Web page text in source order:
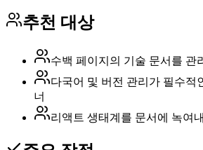
추천 대상
수백 페이지의 기술 문서를 관
다국어 및 버전 관리가 필수적
너
리액트 생태계를 문서에 녹여